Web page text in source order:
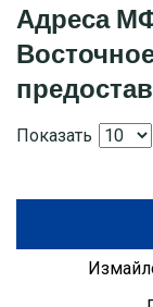
Адреса
Показать
САО
МОСКОВСКАЯ
БАЛАШИХА